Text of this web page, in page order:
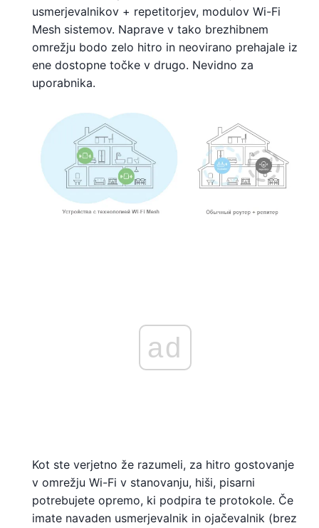
usmerjevalnikov + repetitorjev, modulov Wi-Fi
Mesh sistemov. Naprave v tako brezhibnem
omrežju bodo zelo hitro in neovirano prehajale iz
ene dostopne točke v drugo. Nevidno za
uporabnika.
ad
Kot ste verjetno že razumeli, za hitro gostovanje
v omrežju Wi-Fi v stanovanju, hiši, pisarni
potrebujete opremo, ki podpira te protokole. Če
imate navaden usmerjevalnik in ojačevalnik (brez